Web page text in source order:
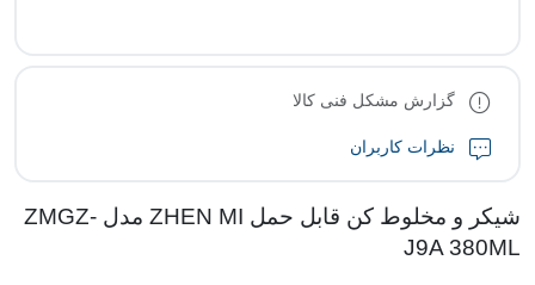
گزارش مشکل فنی کالا
نظرات کاربران
شیکر و مخلوط کن قابل حمل ZHEN MI مدل ZMGZ-
J9A 380ML